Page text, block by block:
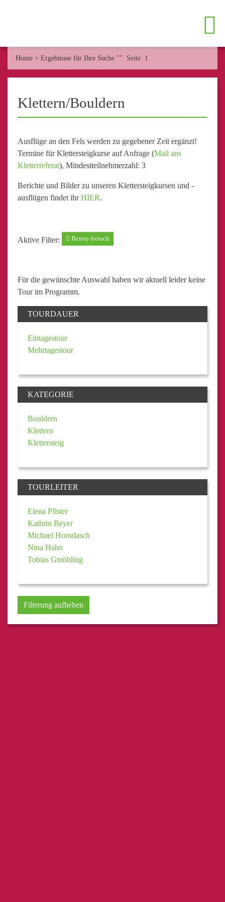
Home > Ergebnisse für Ihre Suche "" Seite 1
Klettern/Bouldern
Ausflüge an den Fels werden zu gegebener Zeit ergänzt!
Termine für Klettersteigkurse auf Anfrage (Mail ans
Kletterreferat), Mindestteilnehmerzahl: 3
Berichte und Bilder zu unseren Klettersteigkursen und -
ausflügen findet ihrHIER.
Aktive Filter: Benny-botsch
Für die gewünschte Auswahl haben wir aktuell leider keine
Tour im Programm.
TOURDAUER
Eintagestour
Mehrtagestour
KATEGORIE
Bouldern
Klettern
Klettersteig
TOURLEITER
Elena Pfister
Kathrin Beyer
Michael Horndasch
Nina Hahn
Tobias Gmöhling
Filterung aufheben